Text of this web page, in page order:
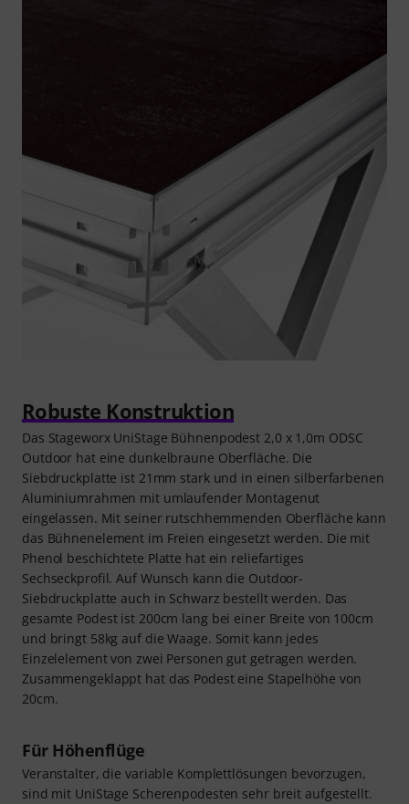
Robuste Konstruktion
Das Stageworx UniStage Bühnenpodest 2,0 x 1,0m ODSC
Outdoor hat eine dunkelbraune Oberfläche. Die
Siebdruckplatte ist 21mm stark und in einen silberfarbenen
Aluminiumrahmen mit umlaufender Montagenut
eingelassen. Mit seiner rutschhemmenden Oberfläche kann
das Bühnenelement im Freien eingesetzt werden. Die mit
Phenol beschichtete Platte hat ein reliefartiges
Sechseckprofil. Auf Wunsch kann die Outdoor-
Siebdruckplatte auch in Schwarz bestellt werden. Das
gesamte Podest ist 200cm lang bei einer Breite von 100cm
und bringt 58kg auf die Waage. Somit kann jedes
Einzelelement von zwei Personen gut getragen werden.
Zusammengeklappt hat das Podest eine Stapelhöhe von
20cm.
Für Höhenflüge
Veranstalter, die variable Komplettlösungen bevorzugen,
sind mit UniStage Scherenpodesten sehr breit aufgestellt.